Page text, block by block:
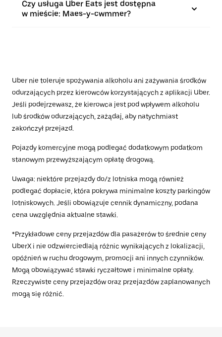
Czy usługa Uber Eats jest dostępna
w mieście: Maes-y-cwmmer?
Uber nie toleruje spożywania alkoholu ani zażywania środków
odurzających przez kierowców korzystających z aplikacji Uber.
Jeśli podejrzewasz, że kierowca jest pod wpływem alkoholu
lub środków odurzających, zażądaj, aby natychmiast
zakończył przejazd.
Pojazdy komercyjne mogą podlegać dodatkowym podatkom
stanowym przewyższającym opłatę drogową.
Uwaga: niektóre przejazdy do/z lotniska mogą również
podlegać dopłacie, która pokrywa minimalne koszty parkingów
lotniskowych. Jeśli obowiązuje cennik dynamiczny, podana
cena uwzględnia aktualne stawki.
*Przykładowe ceny przejazdów dla pasażerów to średnie ceny
UberX i nie odzwierciedlają różnic wynikających z lokalizacji,
opóźnień w ruchu drogowym, promocji ani innych czynników.
Mogą obowiązywać stawki ryczałtowe i minimalne opłaty.
Rzeczywiste ceny przejazdów oraz przejazdów zaplanowanych
mogą się różnić.